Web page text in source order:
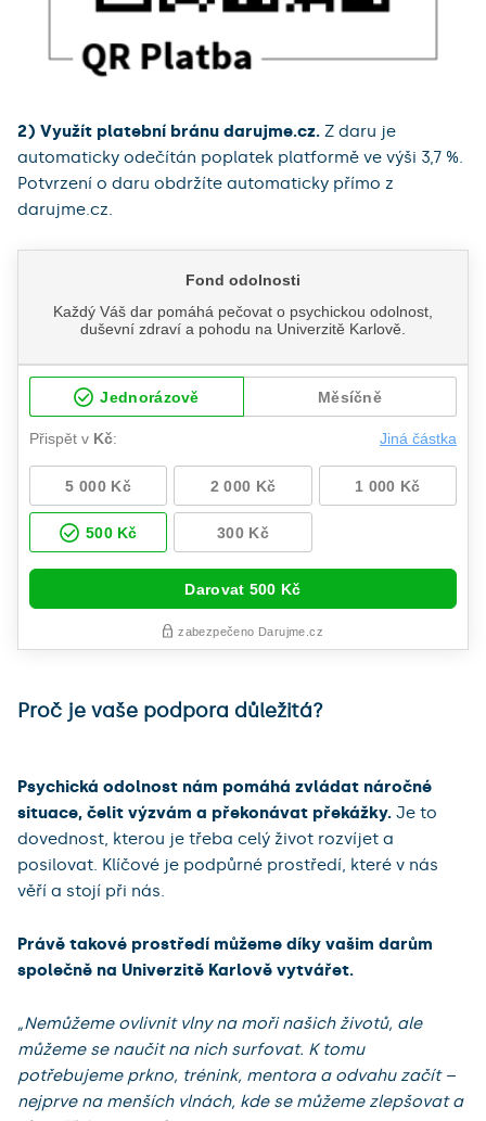
2) Využít platební bránu darujme.cz. Z daru je
automaticky odečítán poplatek platformě ve výši 3,7 %.
Potvrzení o daru obdržíte automaticky přímo z
darujme.cz.
Proč je vaše podpora důležitá?
Psychická odolnost nám pomáhá zvládat náročné
situace, čelit výzvám a překonávat překážky. Je to
dovednost, kterou je třeba celý život rozvíjet a
posilovat. Klíčové je podpůrné prostředí, které v nás
věří a stojí při nás.
Právě takové prostředí můžeme díky vašim darům
společně na Univerzitě Karlově vytvářet.
„Nemůžeme ovlivnit vlny na moři našich životů, ale
můžeme se naučit na nich surfovat. K tomu
potřebujeme prkno, trénink, mentora a odvahu začít –
nejprve na menších vlnách, kde se můžeme zlepšovat a